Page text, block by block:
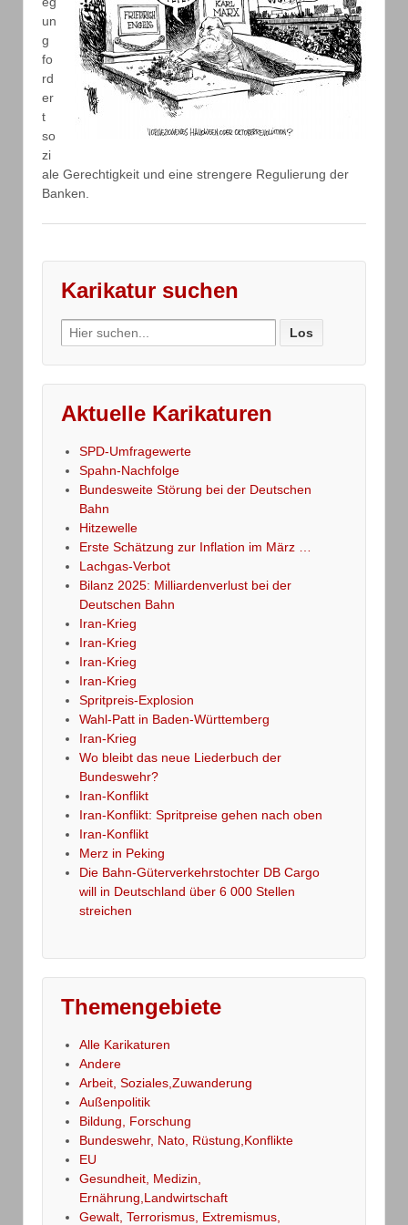
un
g
fo
rd
er
t
so
zi
ale Gerechtigkeit und eine strengere Regulierung der
Banken.
Karikatur suchen
Search
for:
Aktuelle Karikaturen
SPD-Umfragewerte
Spahn-Nachfolge
Bundesweite Störung bei der Deutschen
Bahn
Hitzewelle
Erste Schätzung zur Inflation im März …
Lachgas-Verbot
Bilanz 2025: Milliardenverlust bei der
Deutschen Bahn
Iran-Krieg
Iran-Krieg
Iran-Krieg
Iran-Krieg
Spritpreis-Explosion
Wahl-Patt in Baden-Württemberg
Iran-Krieg
Wo bleibt das neue Liederbuch der
Bundeswehr?
Iran-Konflikt
Iran-Konflikt: Spritpreise gehen nach oben
Iran-Konflikt
Merz in Peking
Die Bahn-Güterverkehrstochter DB Cargo
will in Deutschland über 6 000 Stellen
streichen
Themengebiete
Alle Karikaturen
Andere
Arbeit, Soziales,Zuwanderung
Außenpolitik
Bildung, Forschung
Bundeswehr, Nato, Rüstung,Konflikte
EU
Gesundheit, Medizin,
Ernährung,Landwirtschaft
Gewalt, Terrorismus, Extremismus,